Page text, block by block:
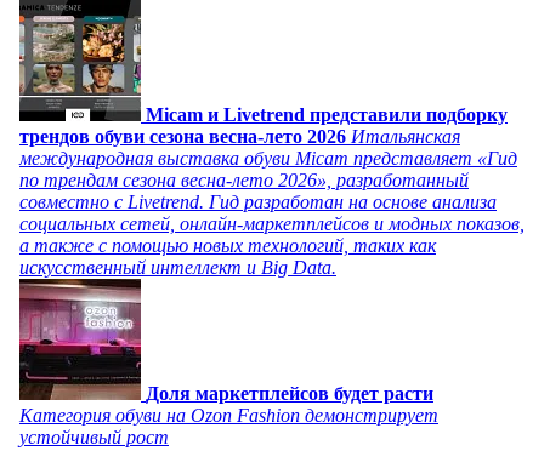
Micam и Livetrend представили подборку
трендов обуви сезона весна-лето 2026 Итальянская
международная выставка обуви Micam представляет «Гид
по трендам сезона весна-лето 2026», разработанный
совместно с Livetrend. Гид разработан на основе анализа
социальных сетей, онлайн-маркетплейсов и модных показов,
а также с помощью новых технологий, таких как
искусственный интеллект и Big Data.
Доля маркетплейсов будет расти
Категория обуви на Ozon Fashion демонстрирует
устойчивый рост